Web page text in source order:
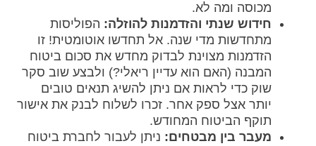
מכוסה ומה לא.
חידוש שנתי והזדמנות להוזלה: הפוליסות
מתחדשות מדי שנה. אל תחדשו אוטומטית! זו
הזדמנות מצוינת לבדוק מחדש את סכום ביטוח
המבנה (האם הוא עדיין ריאלי?) ולבצע שוב סקר
שוק כדי לראות אם ניתן להשיג תנאים טובים
יותר אצל ספק אחר. זכרו לשלוח לבנק את אישור
תוקף הביטוח המחודש.
מעבר בין מבטחים: ניתן לעבור לחברת ביטוח